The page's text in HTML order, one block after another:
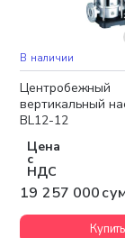
Бесплатная
В наличии
Центробежный
вертикальный
BL12-12
Цена
с
НДС
19 257 000
Купить